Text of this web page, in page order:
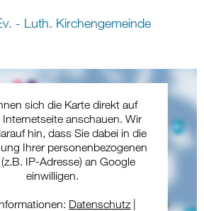
- Luth. Kirchengemeinde
sich die Karte direkt auf
Internetseite anschauen. Wir
hin, dass Sie dabei in die
Ihrer personenbezogenen
IP-Adresse) an Google
einwilligen.
Datenschutz